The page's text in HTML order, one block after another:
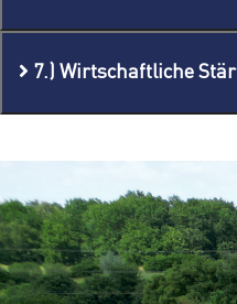
7.) Wirtschaftliche